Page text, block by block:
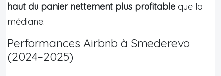
haut du panier nettement plus profitable que la
médiane.
Performances Airbnb à Smederevo
(2024–2025)